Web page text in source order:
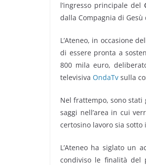
l’ingresso principale del
dalla Compagnia di Gesù
L’Ateneo, in occasione
di essere pronta a
800 mila euro,
televisiva OndaTv sulla
Nel frattempo, sono
saggi nell’area in cui
certosino lavoro sia
L’Ateneo ha siglato un
condiviso le finalità del